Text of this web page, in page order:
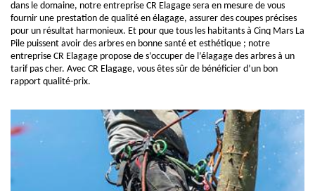
dans le domaine, notre entreprise CR Elagage sera en mesure de vous
fournir une prestation de qualité en élagage, assurer des coupes précises
pour un résultat harmonieux. Et pour que tous les habitants à Cinq Mars La
Pile puissent avoir des arbres en bonne santé et esthétique ; notre
entreprise CR Elagage propose de s’occuper de l’élagage des arbres à un
tarif pas cher. Avec CR Elagage, vous êtes sûr de bénéficier d’un bon
rapport qualité-prix.